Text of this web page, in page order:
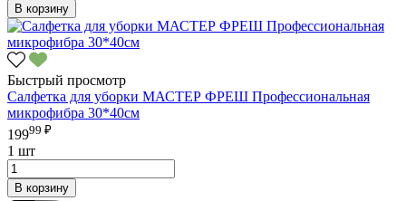
В корзину
Быстрый просмотр
Салфетка для уборки МАСТЕР ФРЕШ Профессиональная
микрофибра 30*40см
19999 ₽
1 шт
В корзину